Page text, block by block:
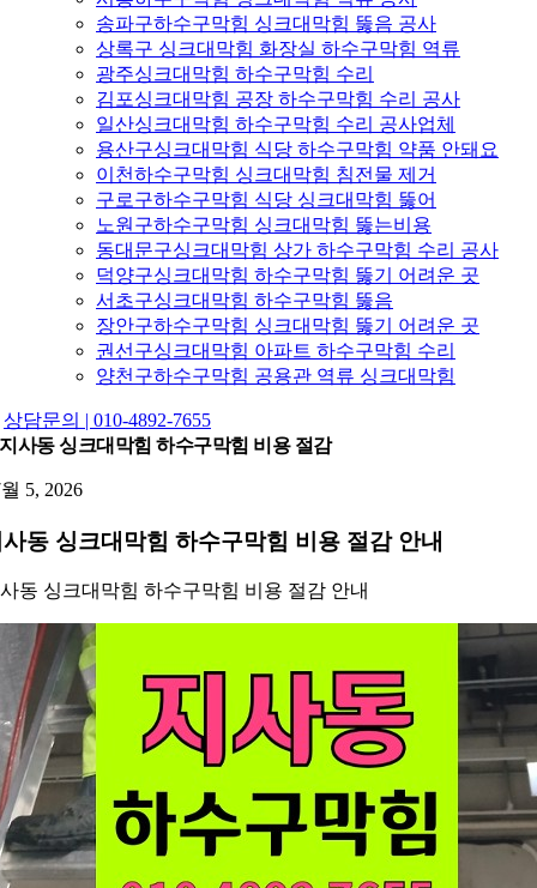
송파구하수구막힘 싱크대막힘 뚫음 공사
상록구 싱크대막힘 화장실 하수구막힘 역류
광주싱크대막힘 하수구막힘 수리
김포싱크대막힘 공장 하수구막힘 수리 공사
일산싱크대막힘 하수구막힘 수리 공사업체
용산구싱크대막힘 식당 하수구막힘 약품 안돼요
이천하수구막힘 싱크대막힘 침전물 제거
구로구하수구막힘 식당 싱크대막힘 뚫어
노원구하수구막힘 싱크대막힘 뚫는비용
동대문구싱크대막힘 상가 하수구막힘 수리 공사
덕양구싱크대막힘 하수구막힘 뚫기 어려운 곳
서초구싱크대막힘 하수구막힘 뚫음
장안구하수구막힘 싱크대막힘 뚫기 어려운 곳
권선구싱크대막힘 아파트 하수구막힘 수리
양천구하수구막힘 공용관 역류 싱크대막힘
상담문의 | 010-4892-7655
지사동 싱크대막힘 하수구막힘 비용 절감
5, 2026
동 싱크대막힘 하수구막힘 비용 절감 안내
동 싱크대막힘 하수구막힘 비용 절감 안내